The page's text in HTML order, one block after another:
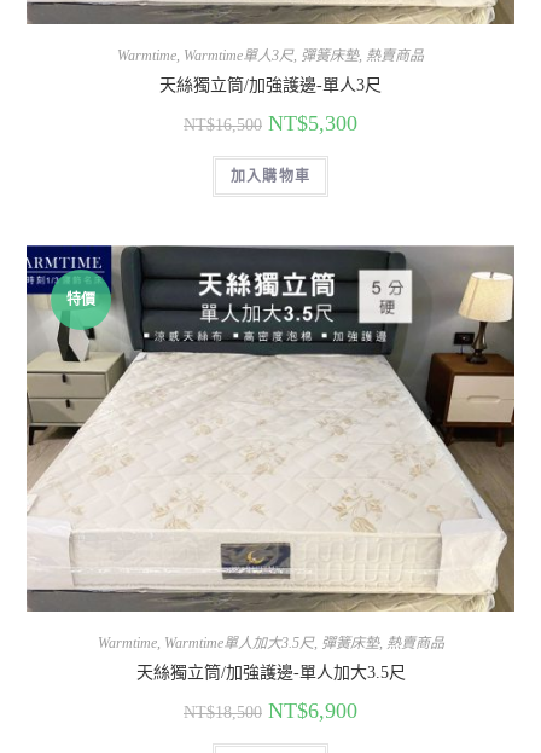
Warmtime, Warmtime單人3尺, 彈簧床墊, 熱賣商品
天絲獨立筒/加強護邊-單人3尺
NT$16,500 NT$5,300
加入購物車
特價
Warmtime, Warmtime單人加大3.5尺, 彈簧床墊, 熱賣商品
天絲獨立筒/加強護邊-單人加大3.5尺
NT$18,500 NT$6,900